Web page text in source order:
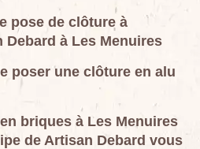
pose de clôture à
Debard à Les Menuires
poser une clôture en alu
briques à Les Menuires
de Artisan Debard vous